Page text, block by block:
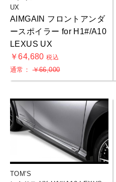
UX
AIMGAIN フロントアンダ
ースポイラー for H1#/A10
LEXUS UX
￥64,680税込
通常：￥66,000
TOM'S